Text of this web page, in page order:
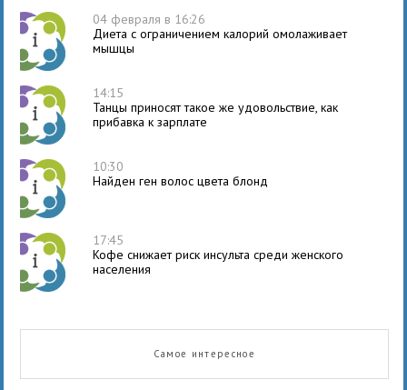
04 февраля в 16:26
Диета с ограничением калорий омолаживает
мышцы
14:15
Танцы приносят такое же удовольствие, как
прибавка к зарплате
10:30
Найден ген волос цвета блонд
17:45
Кофе снижает риск инсульта среди женского
населения
Самое интересное